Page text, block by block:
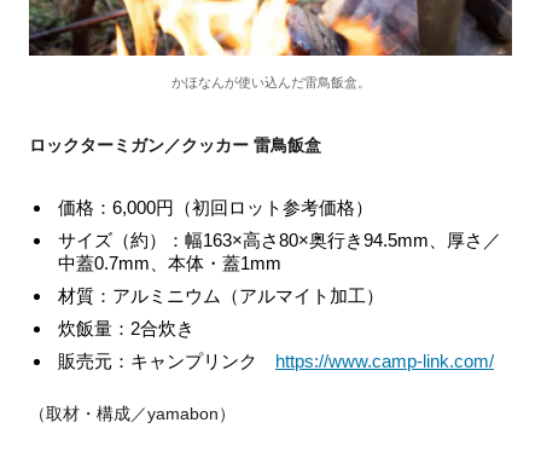
かほなんが使い込んだ雷鳥飯盒。
ロックターミガン／クッカー 雷鳥飯盒
価格：6,000円（初回ロット参考価格）
サイズ（約）：幅163×高さ80×奥行き94.5mm、厚さ／
中蓋0.7mm、本体・蓋1mm
材質：アルミニウム（アルマイト加工）
炊飯量：2合炊き
販売元：キャンプリンク https://www.camp-link.com/
（取材・構成／yamabon）